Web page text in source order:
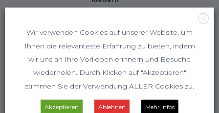
X
Wir verwenden Cookies auf unserer Website, um
Ihnen die relevanteste Erfahrung zu bieten, indem
wir uns an Ihre Vorlieben erinnern und Besuche
wiederholen. Durch Klicken auf "Akzeptieren"
stimmen Sie der Verwendung ALLER Cookies zu.
Akzeptieren Ablehnen Mehr Infos